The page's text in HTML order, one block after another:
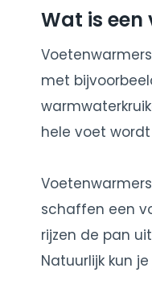
Wat is een
met
hele voet
schaffen een
rijzen de pan
Natuurlijk kun